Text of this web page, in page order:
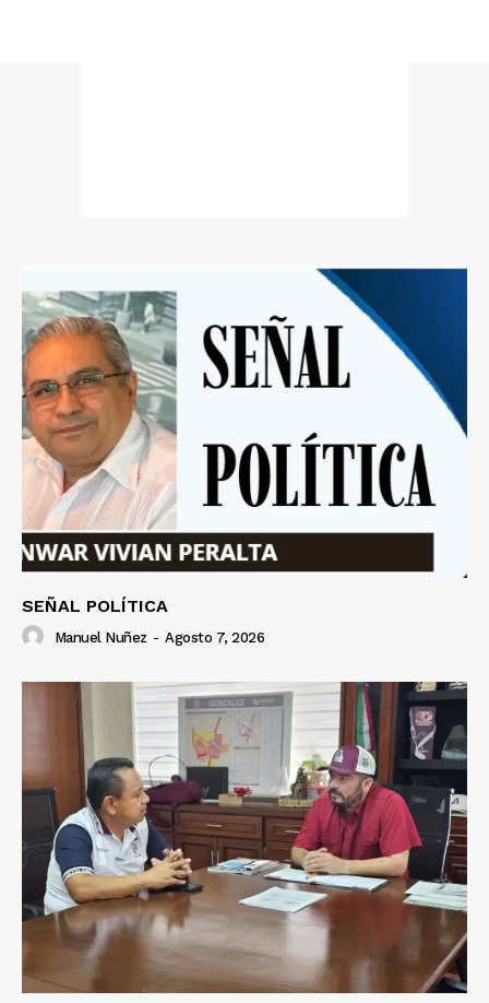
SEÑAL POLÍTICA
Manuel Nuñez - Agosto 7, 2026